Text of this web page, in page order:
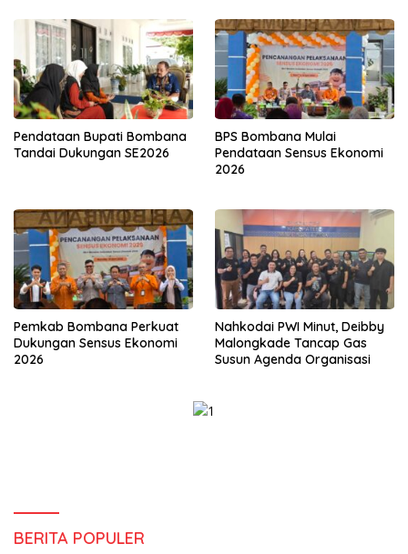
Pendataan Bupati Bombana
Tandai Dukungan SE2026
BPS Bombana Mulai
Pendataan Sensus Ekonomi
2026
Pemkab Bombana Perkuat
Dukungan Sensus Ekonomi
2026
Nahkodai PWI Minut, Deibby
Malongkade Tancap Gas
Susun Agenda Organisasi
BERITA POPULER